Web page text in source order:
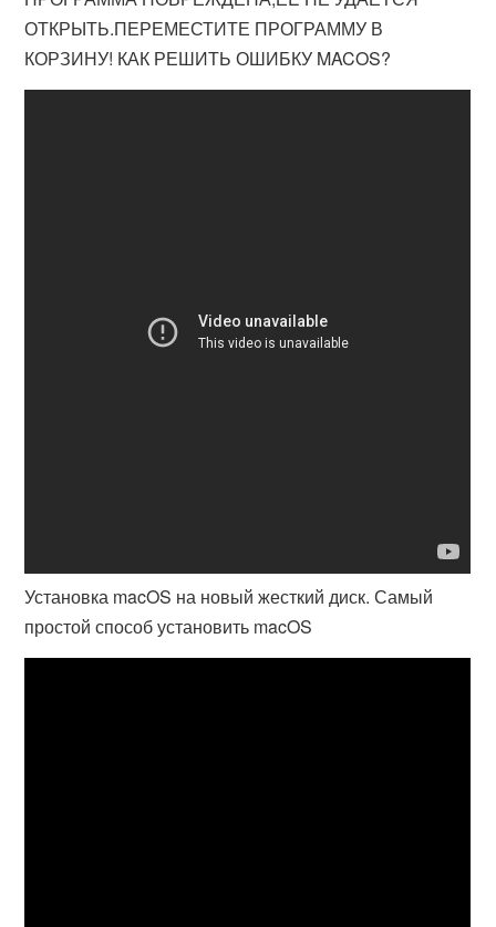
ОТКРЫТЬ.ПЕРЕМЕСТИТЕ ПРОГРАММУ В
КОРЗИНУ! КАК РЕШИТЬ ОШИБКУ MACOS?
Установка macOS на новый жесткий диск. Самый
простой способ установить macOS